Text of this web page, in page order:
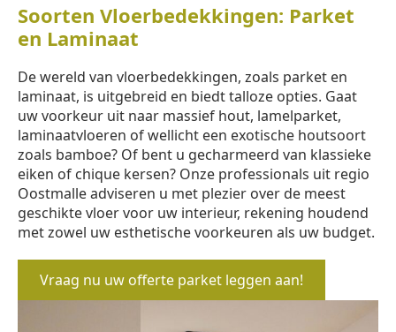
Soorten Vloerbedekkingen: Parket
en Laminaat
De wereld van vloerbedekkingen, zoals parket en
laminaat, is uitgebreid en biedt talloze opties. Gaat
uw voorkeur uit naar massief hout, lamelparket,
laminaatvloeren of wellicht een exotische houtsoort
zoals bamboe? Of bent u gecharmeerd van klassieke
eiken of chique kersen? Onze professionals uit regio
Oostmalle adviseren u met plezier over de meest
geschikte vloer voor uw interieur, rekening houdend
met zowel uw esthetische voorkeuren als uw budget.
Vraag nu uw offerte parket leggen aan!